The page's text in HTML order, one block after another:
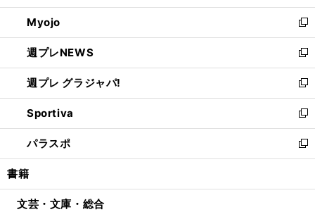
開
く
ウ
で
開
く
ン
ド
ウ
で
開
く
ウ
ィ
ン
ド
ウ
で
開
く
Myojo
新
し
い
ウ
ィ
ン
ド
ウ
で
開
週プレNEWS
新
し
い
ウ
ィ
ン
ド
ウ
開
週プレ グラジャパ!
新
し
い
ウ
ィ
ン
ウ
Sportiva
新
し
い
ウ
ン
パラスポ
新
し
ウ
書籍
文芸・文庫・総合